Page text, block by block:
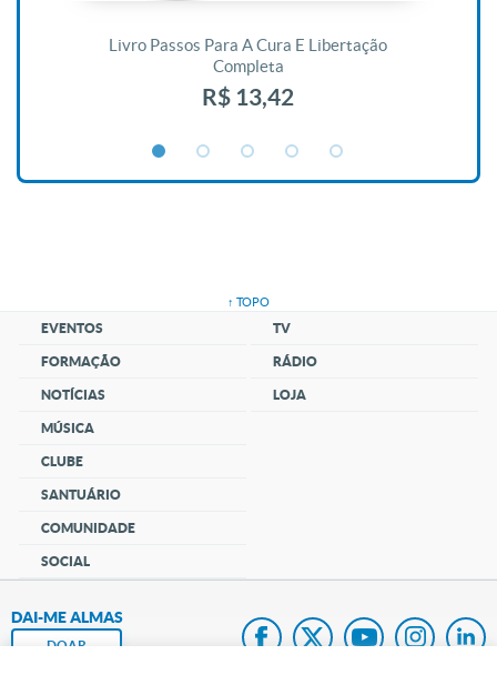
Livro Passos Para A Cura E Libertação
Completa
R$ 13,42
↑ TOPO
EVENTOS
FORMAÇÃO
NOTÍCIAS
MÚSICA
CLUBE
SANTUÁRIO
COMUNIDADE
SOCIAL
TV
RÁDIO
LOJA
DAI-ME ALMAS
DOAR